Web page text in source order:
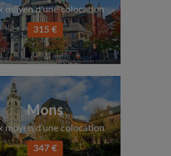
moyen d'une colocation
315 €
Mons
moyen d'une colocation
347 €